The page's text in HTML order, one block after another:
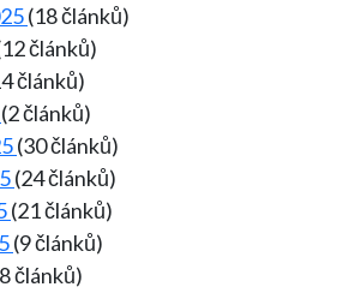
(18 článků)
článků)
článků)
(2 článků)
(30 článků)
(24 článků)
(21 článků)
(9 článků)
článků)